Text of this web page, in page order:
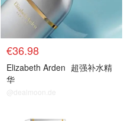
€36.98
Elizabeth Arden 超强补水精
华
@dealmoon.de